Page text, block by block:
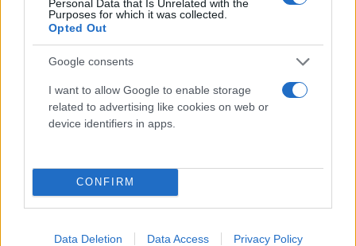
Personal Data that Is Unrelated with the
Purposes for which it was collected.
Opted Out
Google consents
I want to allow Google to enable storage
related to advertising like cookies on web or
device identifiers in apps.
CONFIRM
Data Deletion Data Access Privacy Policy